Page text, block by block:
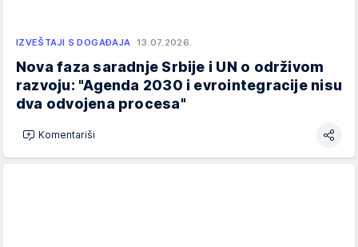
IZVEŠTAJI S DOGAĐAJA 13.07.2026.
Nova faza saradnje Srbije i UN o održivom
razvoju: "Agenda 2030 i evrointegracije nisu
dva odvojena procesa"
Komentariši